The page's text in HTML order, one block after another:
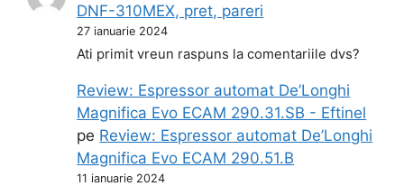
DNF-310MEX, pret, pareri
27 ianuarie 2024
Ati primit vreun raspuns la comentariile dvs?
Review: Espressor automat De’Longhi
Magnifica Evo ECAM 290.31.SB - Eftinel
pe Review: Espressor automat De’Longhi
Magnifica Evo ECAM 290.51.B
11 ianuarie 2024